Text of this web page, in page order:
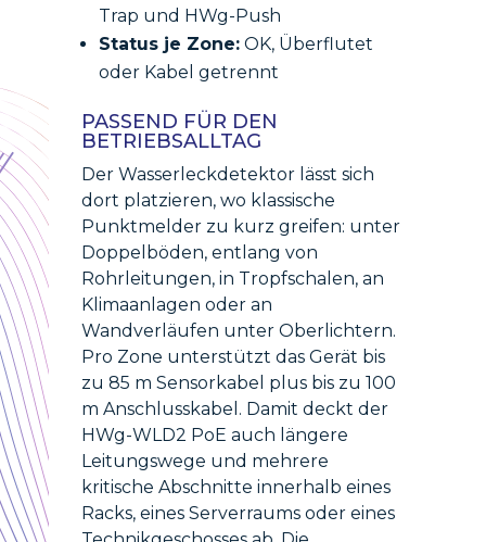
Trap und HWg-Push
Status je Zone:OK, Überflutet
oder Kabel getrennt
PASSEND FÜR DEN
BETRIEBSALLTAG
Der Wasserleckdetektor lässt sich
dort platzieren, wo klassische
Punktmelder zu kurz greifen: unter
Doppelböden, entlang von
Rohrleitungen, in Tropfschalen, an
Klimaanlagen oder an
Wandverläufen unter Oberlichtern.
Pro Zone unterstützt das Gerät bis
zu 85 m Sensorkabel plus bis zu 100
m Anschlusskabel. Damit deckt der
HWg-WLD2 PoE auch längere
Leitungswege und mehrere
kritische Abschnitte innerhalb eines
Racks, eines Serverraums oder eines